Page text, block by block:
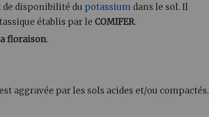
de disponibilité du potassium dans le sol. Il
établis par le COMIFER.
floraison.
aggravée par les sols acides et/ou compactés.